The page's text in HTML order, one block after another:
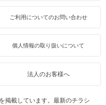
ご利用についてのお問い合わせ
個人情報の取り扱いについて
法人のお客様へ
掲載しています。最新のチラシ